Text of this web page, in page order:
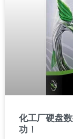
化工厂硬盘
功！